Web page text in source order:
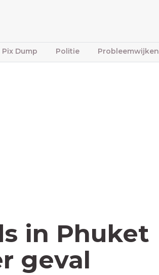
Pix Dump Politie Probleemwijken
in Phuket
geval